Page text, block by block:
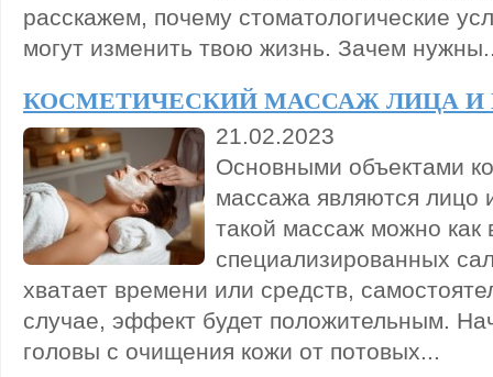
расскажем, почему стоматологические
могут изменить твою жизнь. Зачем
КОСМЕТИЧЕСКИЙ МАССАЖ ЛИЦА
21.02.2023
Основными объектами
массажа являются лицо
такой массаж можно как
специализированных
хватает времени или средств,
случае, эффект будет положительным.
головы с очищения кожи от потовых...